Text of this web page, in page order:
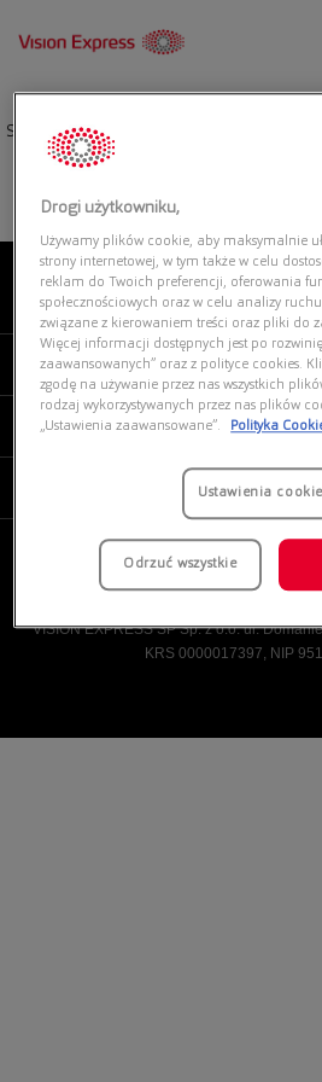
Strona główna|
O NAS
MOJE VISION EXPRESS
PRODUKTY I USŁUGI
VISION EXPRESS SP Sp. z o.o. ul.
KRS 0000017397, NIP
Drogi użytkowniku,
Używamy plików cookie, aby maksymalnie
strony internetowej, w tym także w celu
reklam do Twoich preferencji, oferowania
społecznościowych oraz w celu analizy
związane z kierowaniem treści oraz pliki do
Więcej informacji dostępnych jest po
zaawansowanych” oraz z polityce cookies.
zgodę na używanie przez nas wszystkich
rodzaj wykorzystywanych przez nas plików
„Ustawienia zaawansowane”.
Polityka
Ustawienia
Odrzuć wszystkie